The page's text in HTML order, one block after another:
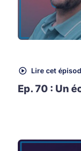
Lire cet
Ep. 70 : Un